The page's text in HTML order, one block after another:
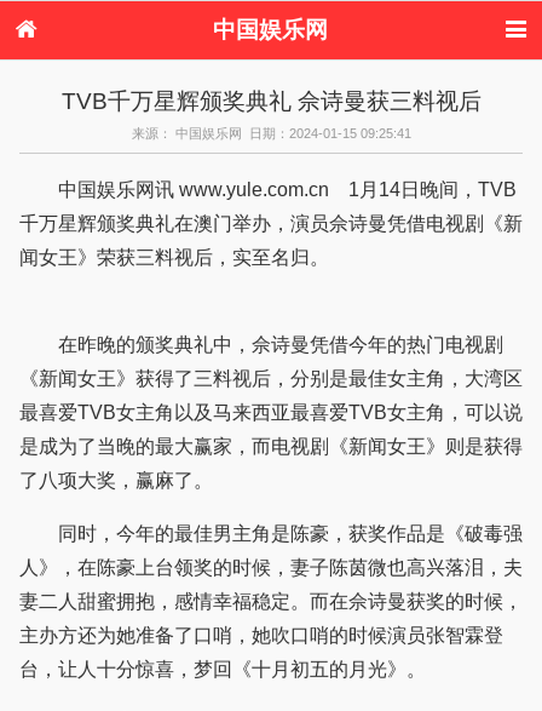
中国娱乐网
港台娱乐
日本娱乐 韩国娱乐
欧美娱乐
音乐新闻 影视新闻
内地明星八卦
港台明星八卦
TVB千万星辉颁奖典礼 佘诗曼获三料视后
来源： 中国娱乐网 日期：2024-01-15 09:25:41
中国娱乐网讯 www.yule.com.cn 1月14日晚间，TVB
千万星辉颁奖典礼在澳门举办，演员佘诗曼凭借电视剧《新
闻女王》荣获三料视后，实至名归。
在昨晚的颁奖典礼中，佘诗曼凭借今年的热门电视剧
《新闻女王》获得了三料视后，分别是最佳女主角，大湾区
最喜爱TVB女主角以及马来西亚最喜爱TVB女主角，可以说
是成为了当晚的最大赢家，而电视剧《新闻女王》则是获得
了八项大奖，赢麻了。
同时，今年的最佳男主角是陈豪，获奖作品是《破毒强
人》，在陈豪上台领奖的时候，妻子陈茵微也高兴落泪，夫
妻二人甜蜜拥抱，感情幸福稳定。而在佘诗曼获奖的时候，
主办方还为她准备了口哨，她吹口哨的时候演员张智霖登
台，让人十分惊喜，梦回《十月初五的月光》。